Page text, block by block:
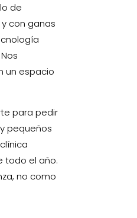
de
con ganas
un espacio
para pedir
pequeños
todo el año.
no como